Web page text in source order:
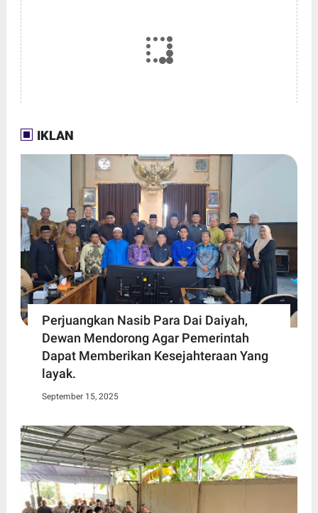
IKLAN
Perjuangkan Nasib Para Dai Daiyah,
Dewan Mendorong Agar Pemerintah
Dapat Memberikan Kesejahteraan Yang
layak.
September 15, 2025